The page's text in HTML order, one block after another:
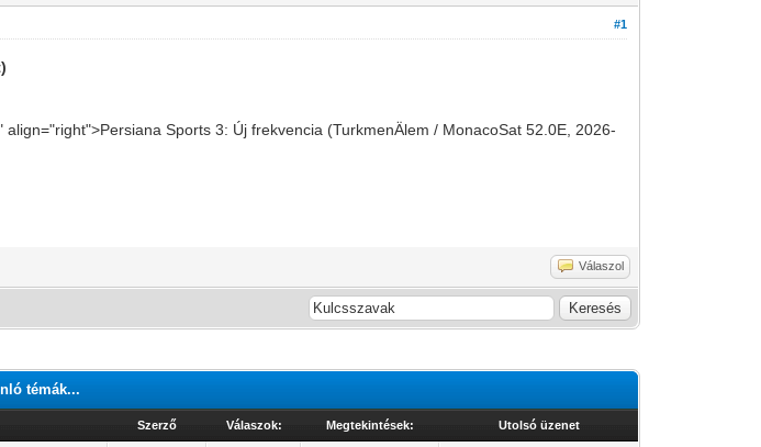
#1
Sports 3: Új frekvencia (TurkmenÄlem / MonacoSat 52.0E, 2026-
Válaszol
témák...
Szerző Válaszok: Megtekintések: Utolsó üzenet